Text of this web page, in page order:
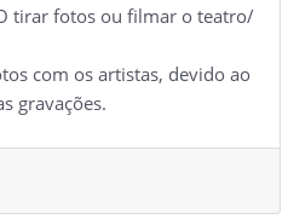
tirar fotos ou filmar o teatro/
com os artistas, devido ao
gravações.